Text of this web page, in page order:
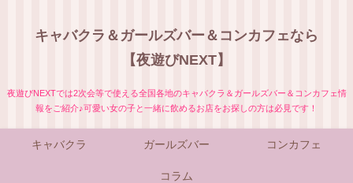
キャバクラ＆ガールズバー＆コンカフェなら
【夜遊びNEXT】
夜遊びNEXTでは2次会等で使える全国各地のキャバクラ＆ガールズバー＆コンカフェ情
報をご紹介♪可愛い女の子と一緒に飲めるお店をお探しの方は必見です！
キャバクラ ガールズバー コンカフェ
コラム